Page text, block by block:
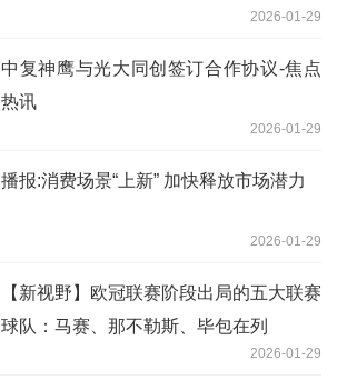
2026-01-29
中复神鹰与光大同创签订合作协议-焦点
热讯
2026-01-29
播报:消费场景“上新” 加快释放市场潜力
2026-01-29
【新视野】欧冠联赛阶段出局的五大联赛
球队：马赛、那不勒斯、毕包在列
2026-01-29